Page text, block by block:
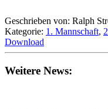
Geschrieben von: Ralph
Kategorie: 1. Mannschaft,
Download
Weitere News: